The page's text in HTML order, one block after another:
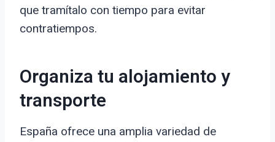
que tramítalo con tiempo para evitar
contratiempos.
Organiza tu alojamiento y
transporte
España ofrece una amplia variedad de